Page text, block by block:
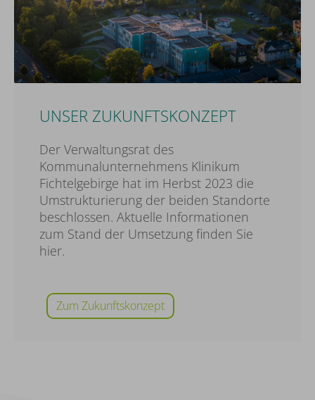
UNSER ZUKUNFTSKONZEPT
Der Verwaltungsrat des
Kommunalunternehmens Klinikum
Fichtelgebirge hat im Herbst 2023 die
Umstrukturierung der beiden Standorte
beschlossen. Aktuelle Informationen
zum Stand der Umsetzung finden Sie
hier.
Zum Zukunftskonzept